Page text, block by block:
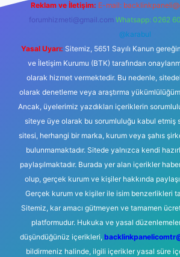
Reklam ve İletişim: E-mail:
forumhizmeti@gmail.com Whatsapp: 0262
@karabul
Yasal Uyarı: Sitemiz, 5651 Sayılı Kanun
ve İletişim Kurumu (BTK) tarafından
olarak hizmet vermektedir. Bu nedenle,
olarak denetleme veya araştırma
Ancak, üyelerimiz yazdıkları içeriklerin
siteye üye olarak bu sorumluluğu kabul etmiş
sitesi, herhangi bir marka, kurum veya şahıs
bulunmamaktadır. Sitede yalnızca kendi
paylaşılmaktadır. Burada yer alan içerikler
olup, gerçek kurum ve kişiler hakkında
Gerçek kurum ve kişiler ile isim benzerlikleri
Sitemiz, kar amacı gütmeyen ve tamamen
platformudur. Hukuka ve yasal
düşündüğünüz içerikleri,
bildirmeniz halinde, ilgili içerikler yasal süre